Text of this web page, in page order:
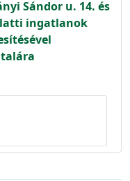
Sándor u. 14. és
ingatlanok